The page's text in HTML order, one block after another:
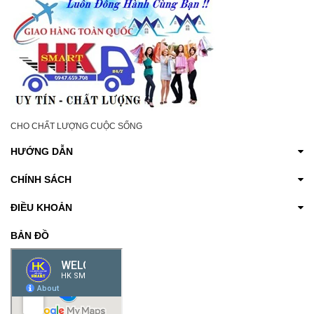
CHO CHẤT LƯỢNG CUỘC SỐNG
HƯỚNG DẪN
CHÍNH SÁCH
ĐIỀU KHOẢN
BẢN ĐỒ